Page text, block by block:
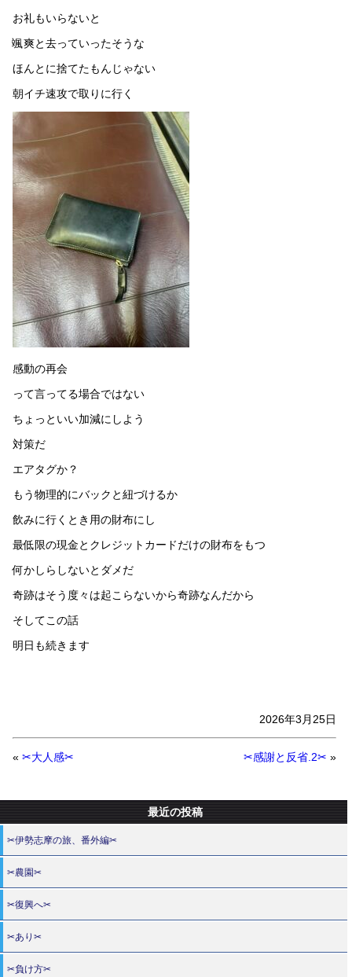
お礼もいらないと
颯爽と去っていったそうな
ほんとに捨てたもんじゃない
朝イチ速攻で取りに行く
感動の再会
って言ってる場合ではない
ちょっといい加減にしよう
対策だ
エアタグか？
もう物理的にバックと紐づけるか
飲みに行くとき用の財布にし
最低限の現金とクレジットカードだけの財布をもつ
何かしらしないとダメだ
奇跡はそう度々は起こらないから奇跡なんだから
そしてこの話
明日も続きます
2026年3月25日
« ✂大人感✂ ✂感謝と反省.2✂ »
最近の投稿
✂伊勢志摩の旅、番外編✂
✂農園✂
✂復興へ✂
✂あり✂
✂負け方✂